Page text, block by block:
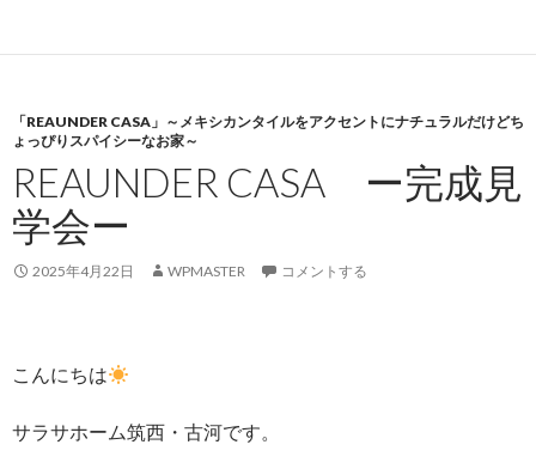
「REAUNDER CASA」～メキシカンタイルをアクセントにナチュラルだけどち
ょっぴりスパイシーなお家～
REAUNDER CASA ー完成見
学会ー
2025年4月22日 WPMASTER コメントする
こんにちは
サラサホーム筑西・古河です。